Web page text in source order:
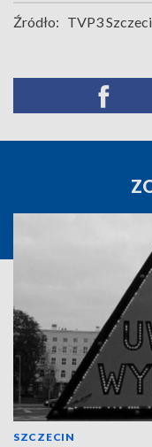
Źródło: TVP3
SZCZECIN